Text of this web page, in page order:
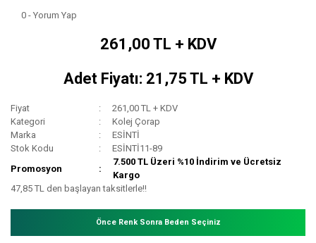
0 - Yorum Yap
261,00 TL + KDV
Adet Fiyatı: 21,75 TL + KDV
Fiyat
261,00 TL + KDV
Kategori
Kolej Çorap
Marka
ESİNTİ
Stok Kodu
ESİNTİ11-89
Promosyon
7.500 TL Üzeri %10 İndirim ve Ücretsiz
Kargo
47,85 TL den başlayan taksitlerle!!
Önce Renk Sonra Beden Seçiniz